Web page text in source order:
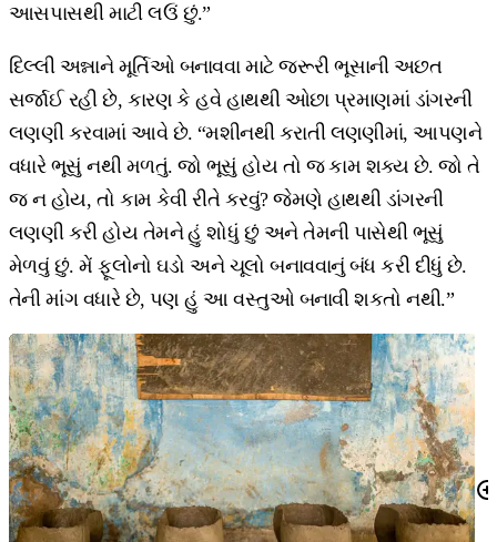
આસપાસથી માટી લઉં છું.”
દિલ્લી અન્નાને મૂર્તિઓ બનાવવા માટે જરૂરી ભૂસાની અછત
સર્જાઈ રહી છે, કારણ કે હવે હાથથી ઓછા પ્રમાણમાં ડાંગરની
લણણી કરવામાં આવે છે. “મશીનથી કરાતી લણણીમાં, આપણને
વધારે ભૂસું નથી મળતું. જો ભૂસું હોય તો જ કામ શક્ય છે. જો તે
જ ન હોય, તો કામ કેવી રીતે કરવું? જેમણે હાથથી ડાંગરની
લણણી કરી હોય તેમને હું શોધું છું અને તેમની પાસેથી ભૂસું
મેળવું છું. મેં ફૂલોનો ઘડો અને ચૂલો બનાવવાનું બંધ કરી દીધું છે.
તેની માંગ વધારે છે, પણ હું આ વસ્તુઓ બનાવી શકતો નથી.”